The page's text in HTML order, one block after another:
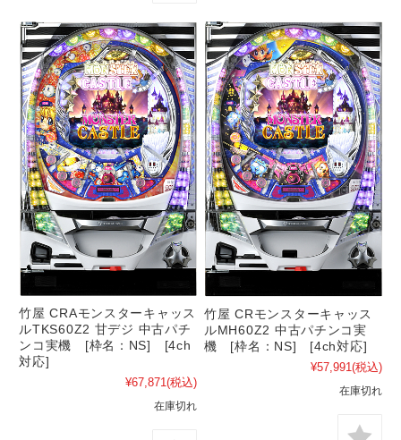
竹屋 CRAモンスターキャッス
ルTKS60Z2 甘デジ 中古パチ
ンコ実機 [枠名：NS] [4ch
対応]
¥67,871 (税込)
在庫切れ
竹屋 CRモンスターキャッス
ルMH60Z2 中古パチンコ実
機 [枠名：NS] [4ch対応]
¥57,991(税込)
在庫切れ